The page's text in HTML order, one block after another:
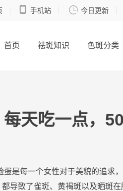
 手机站  今日更新
首页 祛斑知识 色斑分类
天吃一点，
蛋是每一个女性对于美貌的追求
导致了雀斑、 黄褐斑以及晒斑在